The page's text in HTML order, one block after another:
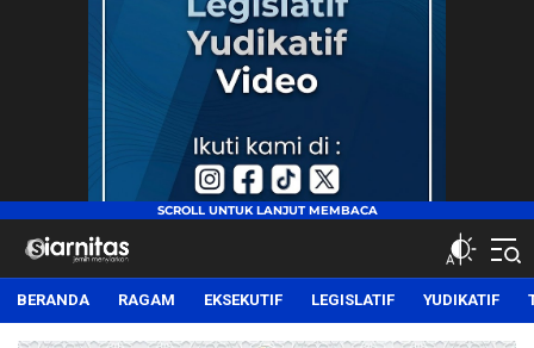
siarnitas
Jernih Menyiarkan
BERANDA RAGAM EKSEKUTIF LEGISLATIF YUDIKATIF